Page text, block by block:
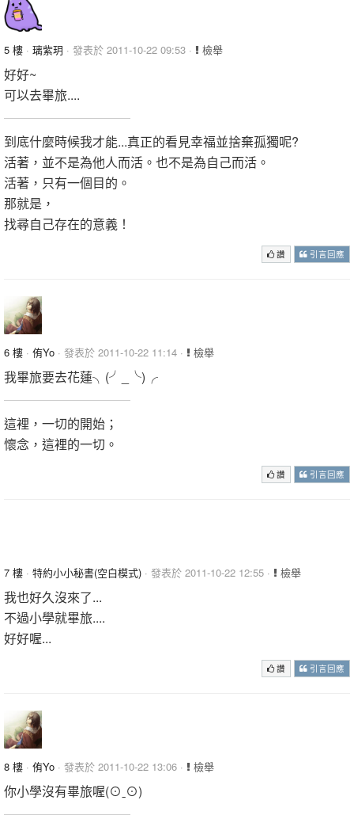
5 樓 · 璃紫玥 · 發表於 2011-10-22 09:53 · 檢舉
好好~
可以去畢旅....
到底什麼時候我才能...真正的看見幸福並捨棄孤獨呢?
活著，並不是為他人而活。也不是為自己而活。
活著，只有一個目的。
那就是，
找尋自己存在的意義！
讚 引言回應
6 樓 · 侑Yo · 發表於 2011-10-22 11:14 · 檢舉
我畢旅要去花蓮╮(╯_╰)╭
這裡，一切的開始；
懷念，這裡的一切。
讚 引言回應
7 樓 · 特約小小秘書(空白模式) · 發表於 2011-10-22 12:55 · 檢舉
我也好久沒來了...
不過小學就畢旅....
好好喔...
讚 引言回應
8 樓 · 侑Yo · 發表於 2011-10-22 13:06 · 檢舉
你小學沒有畢旅喔(⊙ˍ⊙)